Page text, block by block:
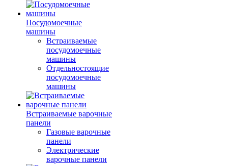
Посудомоечные
машины
Встраиваемые
посудомоечные
машины
Отдельностоящие
посудомоечные
машины
Встраиваемые варочные
панели
Газовые варочные
панели
Электрические
варочные панели